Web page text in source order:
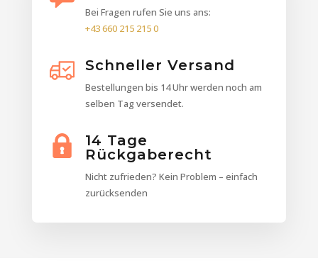
Bei Fragen rufen Sie uns ans:
+43 660 215 215 0
Schneller Versand
Bestellungen bis 14 Uhr werden noch am
selben Tag versendet.
14 Tage
Rückgaberecht
Nicht zufrieden? Kein Problem – einfach
zurücksenden